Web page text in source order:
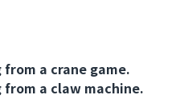
a crane game.
from a claw machine.